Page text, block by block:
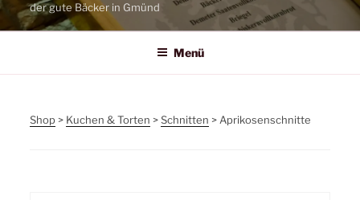
der gute Bäcker in Gmünd
Menü
Shop > Kuchen & Torten >Schnitten > Aprikosenschnitte